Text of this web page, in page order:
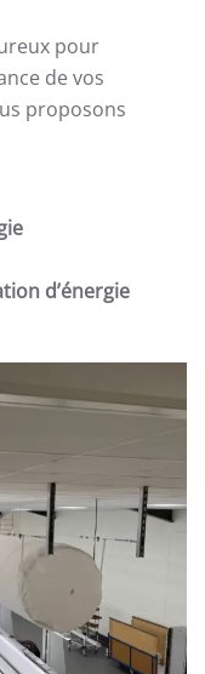
pour
de vos
proposons
d’énergie